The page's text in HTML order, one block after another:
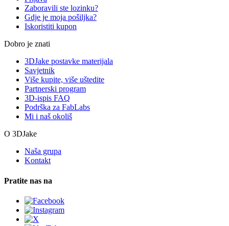
Zaboravili ste lozinku?
Gdje je moja pošiljka?
Iskoristiti kupon
Dobro je znati
3DJake postavke materijala
Savjetnik
Više kupite, više uštedite
Partnerski program
3D-ispis FAQ
Podrška za FabLabs
Mi i naš okoliš
O 3DJake
Naša grupa
Kontakt
Pratite nas na